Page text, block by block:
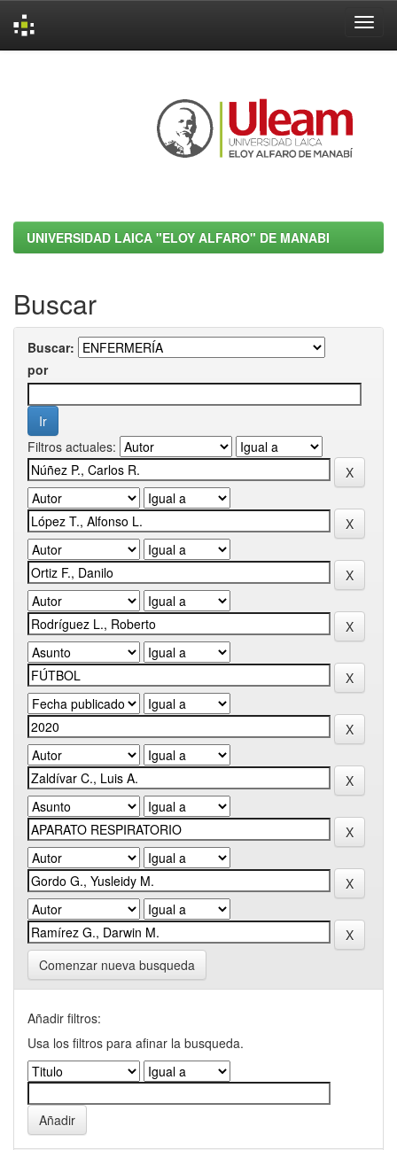
UNIVERSIDAD LAICA "ELOY ALFARO" DE MANABI
Buscar
Buscar:
por
Filtros actuales:
Comenzar nueva busqueda
Añadir filtros:
Usa los filtros para afinar la busqueda.